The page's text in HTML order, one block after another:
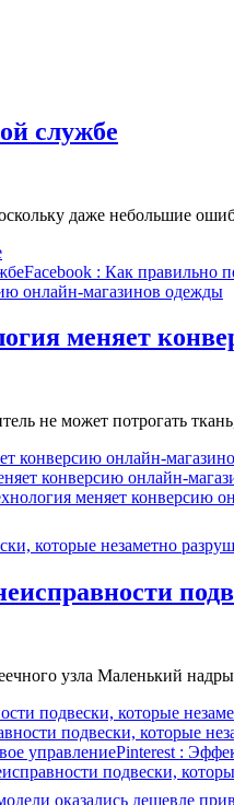
службе
даже небольшие
Facebook : Как правильно
меняет
не может потрогать
конверсию онлайн-
конверсию онлайн-
меняет конверсию
узла Маленький
подвески, которые
подвески, которые
управлениеPinterest :
подвески,